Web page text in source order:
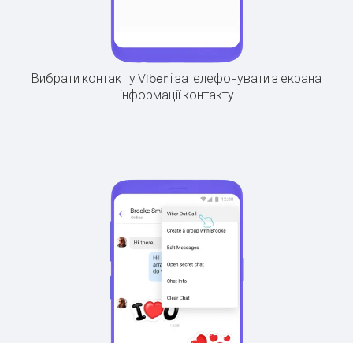
Вибрати контакт у Viber і зателефонувати з екрана
інформації контакту